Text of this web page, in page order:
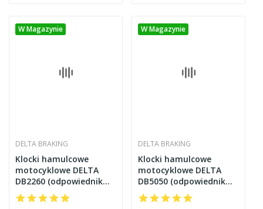
W Magazynie
DELTA BRAKING
Klocki hamulcowe
motocyklowe DELTA
DB2260 (odpowiednik
FA258, FA349)
W Magazynie
DELTA BRAKING
Klocki hamulcowe
motocyklowe DELTA
DB5050 (odpowiednik
FA115)